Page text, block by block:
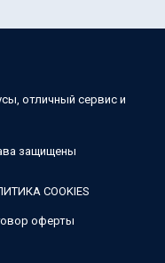
отличный сервис и
защищены
COOKIES
оферты